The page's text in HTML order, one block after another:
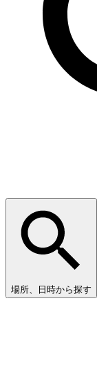
場所、日時から探す